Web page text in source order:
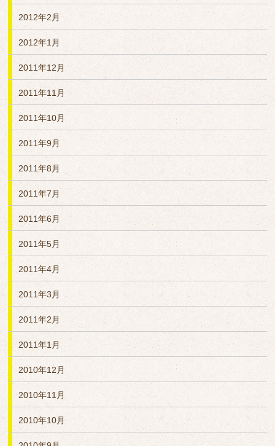
2012年2月
2012年1月
2011年12月
2011年11月
2011年10月
2011年9月
2011年8月
2011年7月
2011年6月
2011年5月
2011年4月
2011年3月
2011年2月
2011年1月
2010年12月
2010年11月
2010年10月